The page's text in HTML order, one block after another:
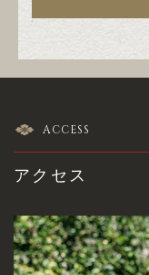
ACCESS
アクセス